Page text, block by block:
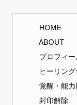
HOME
ABOUT
プロフィー
ヒーリング
覚醒・能力
封印解除